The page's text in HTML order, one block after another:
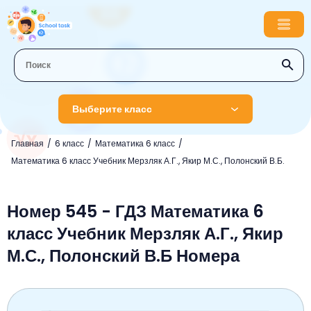
Выберите класс
Главная 6 класс
Математика 6 класс
Математика 6 класс Учебник Мерзляк А.Г., Якир М.С., Полонский В.Б.
1 класс
Русский язык
Литературное чтение
Окружающий мир
Математика
Математика
Английский язык
Информатика
Литературное чтение
3 класс
Музыка
Окружающий мир
4 класс
Номер 545 - ГДЗ Математика 6
класс Учебник Мерзляк А.Г., Якир
М.С., Полонский В.Б Номера